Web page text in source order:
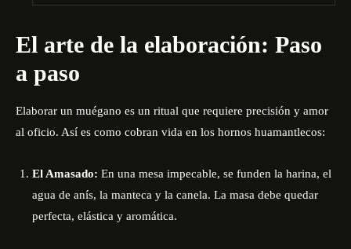
El arte de la elaboración: Paso
a paso
Elaborar un muégano es un ritual que requiere precisión y amor
al oficio. Así es como cobran vida en los hornos huamantlecos:
El Amasado: En una mesa impecable, se funden la harina, el
agua de anís, la manteca y la canela. La masa debe quedar
perfecta, elástica y aromática.